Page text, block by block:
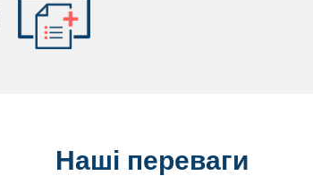
Наші переваги